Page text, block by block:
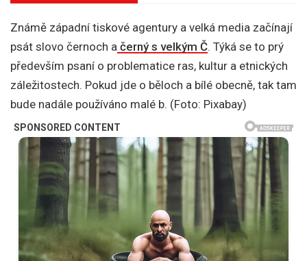
Známě západní tiskové agentury a velká media začínají
psát slovo černoch a černý s velkým Č. Týká se to prý
především psaní o problematice ras, kultur a etnických
záležitostech. Pokud jde o běloch a bílé obecně, tak tam
bude nadále používáno malé b. (Foto: Pixabay)